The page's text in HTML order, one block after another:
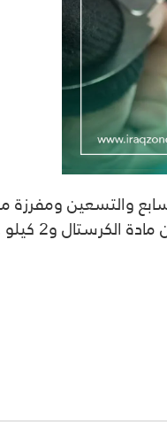
والتسعين ومفرزة
الوطني من ملاحقة